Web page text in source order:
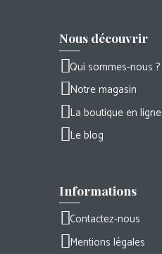
Nous découvrir
Qui sommes-nous ?
Notre magasin
La boutique en ligne
Le blog
Informations
Contactez-nous
Mentions légales